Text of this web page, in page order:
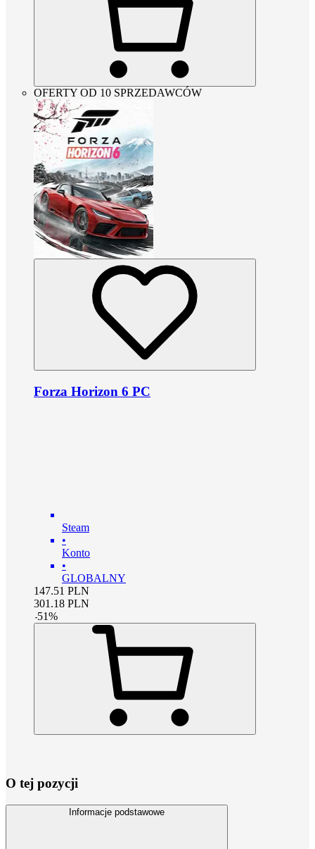
OFERTY OD 10 SPRZEDAWCÓW
Forza Horizon 6 PC
Steam
•
Konto
•
GLOBALNY
147.51 PLN
301.18 PLN
-51%
O tej pozycji
Informacje podstawowe